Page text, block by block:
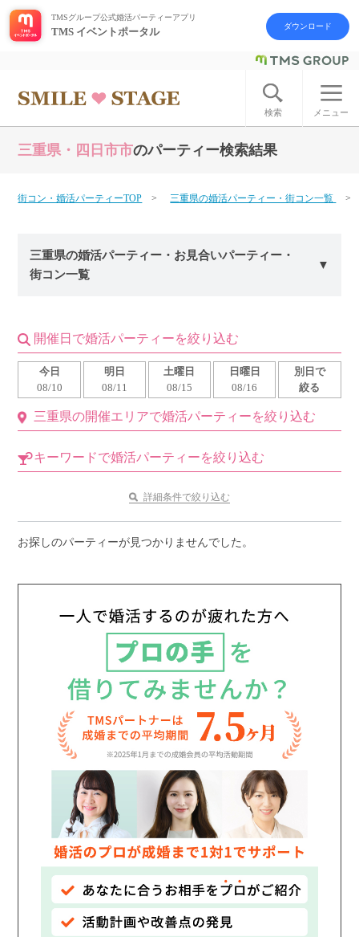
ログイン アカウント登録
はじめての方へ
今週の婚活パーティー
よくあるご質問
お問い合わせ
利用規約
個人情報保護方針launch
子どもの安全基準に関するポリシー launch
公式アカウントで最新情報を配信中！
約1,300店の中から
おすすめの優良結婚相談所をご紹介
個人情報保護のため
プライバシーマークを
取得しております
TMSグループ公式婚活パーティーアプリ
TMS イベントポータル ダウンロード
検索 メニュー
三重県・四日市市のパーティー検索結果
街コン・婚活パーティーTOP 三重県の婚活パーティー・街コン一覧
三重県の婚活パーティー・お見合いパーティー・
街コン一覧
開催日で婚活パーティーを絞り込む
今日
08/10
明日
08/11
土曜日
08/15
日曜日
08/16
別日で
絞る
三重県の開催エリアで婚活パーティーを絞り込む
キーワードで婚活パーティーを絞り込む
詳細条件で絞り込む
お探しのパーティーが見つかりませんでした。